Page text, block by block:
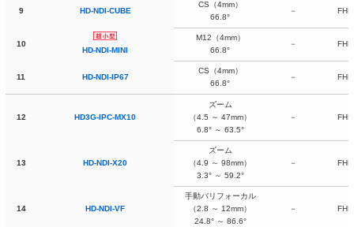
9 HD-NDI-CUBE
CS （4mm）
66.8°
－ FHD
10
HD-NDI-MINI
M12（4mm）
66.8°
－ FHD
11 HD-NDI-IP67
CS （4mm）
66.8°
－ FHD
12 HD3G-IPC-MX10
ズーム
（4.5 ～ 47mm）
6.8° ～ 63.5°
－ FHD
13 HD-NDI-X20
ズーム
（4.9 ～ 98mm）
3.3° ～ 59.2°
－ FHD
14 HD-NDI-VF
手動バリフォーカル
（2.8 ～ 12mm）
24.8° ～ 86.6°
－ FHD